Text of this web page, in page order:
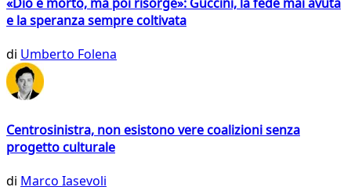
e la speranza sempre coltivata
di Umberto Folena
Centrosinistra, non esistono vere coalizioni senza
progetto culturale
di Marco Iasevoli